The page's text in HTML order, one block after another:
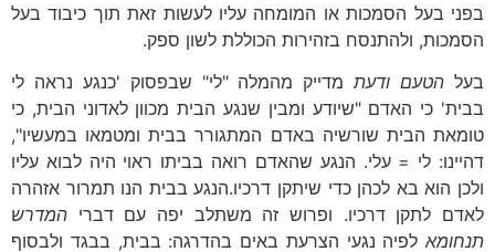
בפני בעל הסמכות או המומחה עליו לעשות זאת תוך כיבוד בעל
הסמכות, ולהתנסח בזהירות הכוללת לשון ספק.
בעל הטעם ודעתמדייק מהמלה "לי" שבפסוק 'כנגע נראה לי
בבית' כי האדם "שיודע ומבין שנגע הבית מכוון לאדוני הבית, כי
טומאת הבית שורשיה באדם המתגורר בבית ומטמאו במעשיו",
דהיינו: לי = עלי. הנגע שהאדם רואה בביתו ראוי היה לבוא עליו
ולכן הוא בא לכהן כדי שיתקן דרכיו.הנגע בבית הנו תמרור אזהרה
לאדם לתקן דרכיו. ופרוש זה משתלב יפה עם דברי המדרש
תנחומא לפיה נגעי הצרעת באים בהדרגה: בבית, בבגד ולבסוף